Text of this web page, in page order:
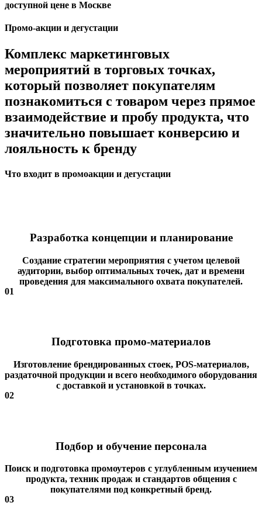
Промо-акции и дегустации
Комплекс маркетинговых
мероприятий в торговых точках,
который позволяет покупателям
познакомиться с товаром через прямое
взаимодействие и пробу продукта, что
значительно повышает конверсию и
лояльность к бренду
Что входит в промоакции и дегустации
Разработка концепции и планирование
Создание стратегии мероприятия с учетом целевой
аудитории, выбор оптимальных точек, дат и времени
проведения для максимального охвата покупателей.
01
Подготовка промо-материалов
Изготовление брендированных стоек, POS-материалов,
раздаточной продукции и всего необходимого оборудования
с доставкой и установкой в точках.
02
Подбор и обучение персонала
Поиск и подготовка промоутеров с углубленным изучением
продукта, техник продаж и стандартов общения с
покупателями под конкретный бренд.
03